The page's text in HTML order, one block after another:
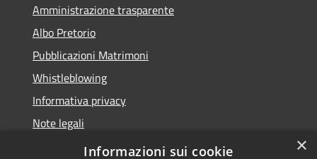
Amministrazione trasparente
Albo Pretorio
Pubblicazioni Matrimoni
Whistleblowing
Informativa privacy
Note legali
Dichiarazione di accessibilità
×
Informazioni sui cookie